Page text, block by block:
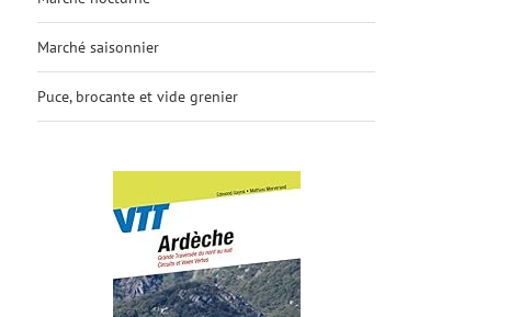
Marché saisonnier
Puce, brocante et vide grenier